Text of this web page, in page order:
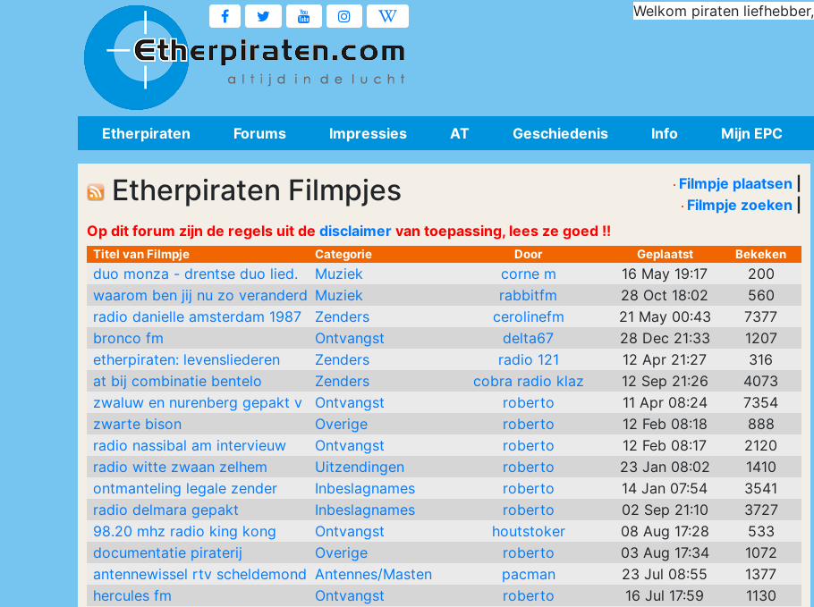
Welkom piraten liefhebber,
Etherpiraten Forums Impressies AT Geschiedenis Info Mijn EPC
Etherpiraten Filmpjes Filmpje plaatsen
Filmpje zoeken
Op dit forum zijn de regels uit de disclaimer van toepassing, lees ze goed !!
Titel van Filmpje Categorie Door Geplaatst Bekeken
duo monza - drentse duo lied. Muziek corne m 16 May 19:17
200
waarom ben jij nu zo veranderd Muziek rabbitfm 28 Oct 18:02
560
radio danielle amsterdam 1987
Zenders cerolinefm 21 May 00:43
7377
bronco fm
Ontvangst delta67 28 Dec 21:33
1207
etherpiraten: levensliederen
Zenders radio 121 12 Apr 21:27
316
at bij combinatie bentelo
Zenders cobra radio klaz 12 Sep 21:26
4073
zwaluw en nurenberg gepakt v
Ontvangst roberto 11 Apr 08:24
7354
zwarte bison
Overige roberto 12 Feb 08:18
888
radio nassibal am intervieuw
Ontvangst roberto 12 Feb 08:17
2120
radio witte zwaan zelhem
Uitzendingen roberto 23 Jan 08:02
1410
ontmanteling legale zender
Inbeslagnames roberto 14 Jan 07:54
3541
radio delmara gepakt
Inbeslagnames roberto 02 Sep 21:10
3727
98.20 mhz radio king kong
Ontvangst houtstoker 08 Aug 17:28
533
documentatie piraterij
Overige roberto 03 Aug 17:34
1072
antennewissel rtv scheldemond Antennes/Masten pacman 23 Jul 08:55
1377
hercules fm
Ontvangst roberto 16 Jul 17:59
1130